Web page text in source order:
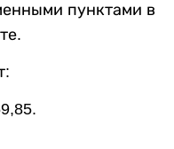
пунктами в